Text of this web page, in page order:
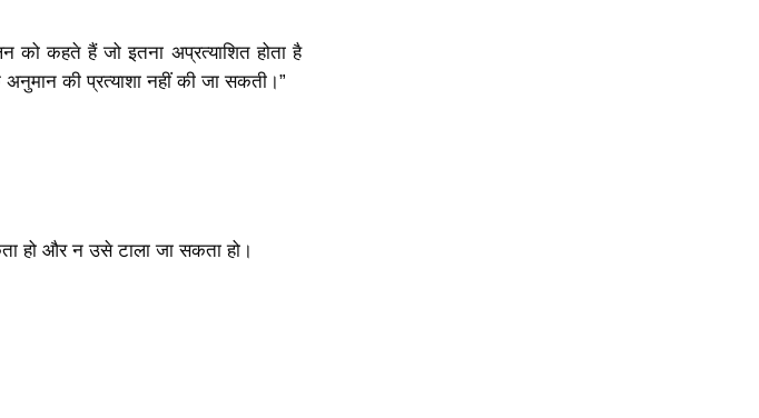
कहते हैं जो इतना अप्रत्याशित होता है
की प्रत्याशा नहीं की जा सकती।”
हो और न उसे टाला जा सकता हो।